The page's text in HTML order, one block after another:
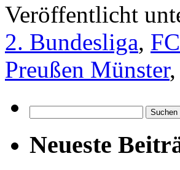
Veröffentlicht
2. Bundesliga,
Preußen Münster,
nach:
Neueste